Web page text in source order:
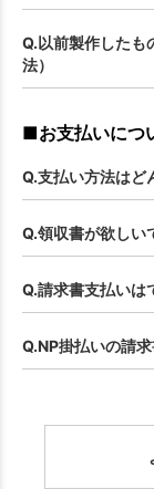
Q.以前製作したも
法）
■お支払いにつ
Q.支払い方法はど
Q.領収書が欲しい
Q.請求書支払いは
Q.NP掛払いの請